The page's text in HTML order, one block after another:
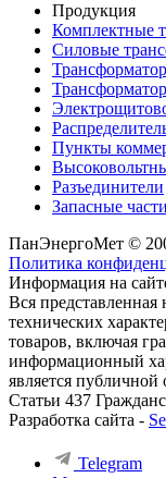
Продукция
Комплектные
Силовые
Пункты
Разъединители
Запасные
ПанЭнергоМет ©
Политика
Информация на
Вся
технических
товаров, включая
информационный
является
Статьи 437
Разработка сайта -
Telegram